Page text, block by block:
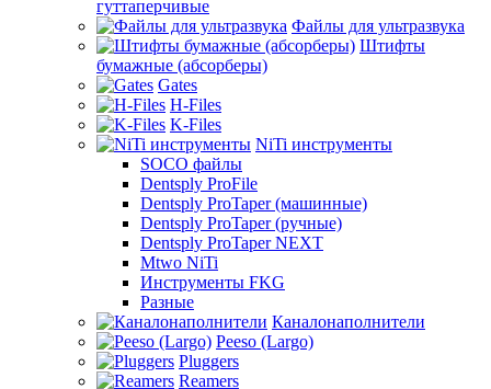
гуттаперчивые
Файлы для ультразвука
Штифты
бумажные (абсорберы)
Gates
H-Files
K-Files
NiTi инструменты
SOCO файлы
Dentsply ProFile
Dentsply ProTaper (машинные)
Dentsply ProTaper (ручные)
Dentsply ProTaper NEXT
Mtwo NiTi
Инструменты FKG
Разные
Каналонаполнители
Peeso (Largo)
Pluggers
Reamers